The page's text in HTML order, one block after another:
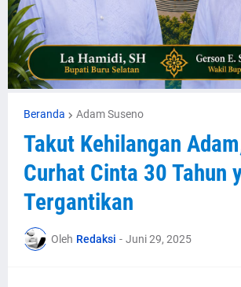
Beranda Adam Suseno
Takut Kehilangan
Curhat Cinta 30 Tahun
Tergantikan
Oleh Redaksi - Juni 29, 2025